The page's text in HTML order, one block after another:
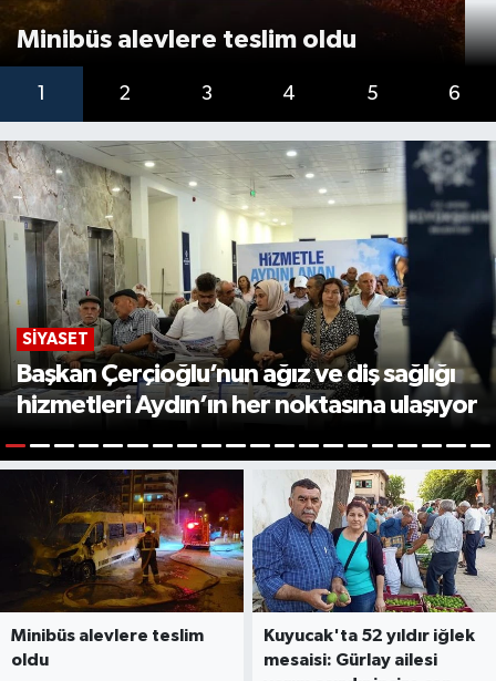
Minibüs alevlere teslim oldu
1 2 3 4 5 6
SIYASET
Başkan Çerçioğlu’nun ağız ve diş sağlığı
hizmetleri Aydın’ın her noktasına ulaşıyor
1 2 3 4 5 6 7 8 9 10 121314151617 181920
Minibüs alevlere teslim
oldu
Kuyucak'ta 52 yıldır iğlek
mesaisi: Gürlay ailesi